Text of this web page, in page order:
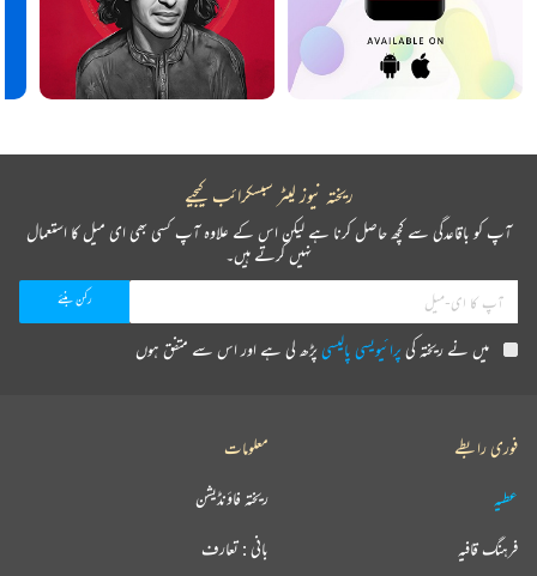
ریختہ نیوز لیٹر سبسکرائب کیجیے
آپ کو باقاعدگی سے کچھ حاصل کرنا ہے لیکن اس کے علاوہ آپ کسی بھی ای میل کا استعمال
نہیں کرتے ہیں۔
میں نے ریختہ کیپرائیویسی پالیسیپڑھ لی ہے اور اس سے متفق ہوں
فوری رابطے
عطیہ
فرہنگ قافیہ
معلومات
ریختہ فاؤنڈیشن
بانی : تعارف